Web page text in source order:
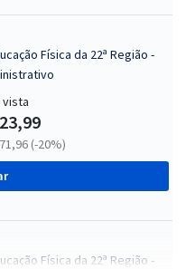
Física da 22ª Região -
23,99
(-20%)
Física da 22ª Região -